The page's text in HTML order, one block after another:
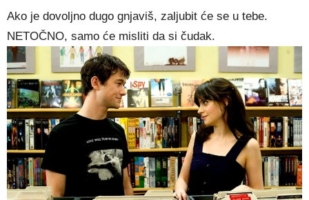
Ako je dovoljno dugo gnjaviš, zaljubit će se u tebe.
NETOČNO, samo će misliti da si čudak.